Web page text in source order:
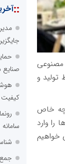
مصنوعی
تولید و
خاص
را وارد
خواهیم
::
صنایع
کیفیت
سامانه ۱۲۱ شرکت توزیع برق استان تهران
شناسایی